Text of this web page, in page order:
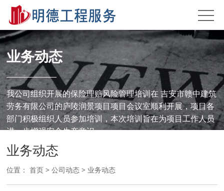
业务动态
我公司组织开展的保险理赔风险管理培训在 吉安市赣中建筑
劳务有限公司的庐陵润景项目项目会议室顺利开展，项目各
部门积极组织人员参加培训，本次培训旨在为项目工作人员
进一步增强安全生产意识
业务动态
位置：首页 >公司动态 > 业务动态